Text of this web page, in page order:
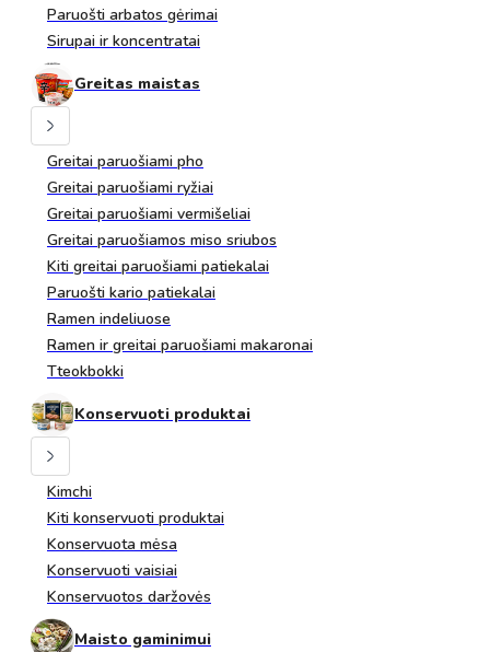
Paruošti arbatos gėrimai
Sirupai ir koncentratai
Greitas maistas
Greitai paruošiami pho
Greitai paruošiami ryžiai
Greitai paruošiami vermišeliai
Greitai paruošiamos miso sriubos
Kiti greitai paruošiami patiekalai
Paruošti kario patiekalai
Ramen indeliuose
Ramen ir greitai paruošiami makaronai
Tteokbokki
Konservuoti produktai
Kimchi
Kiti konservuoti produktai
Konservuota mėsa
Konservuoti vaisiai
Konservuotos daržovės
Maisto gaminimui